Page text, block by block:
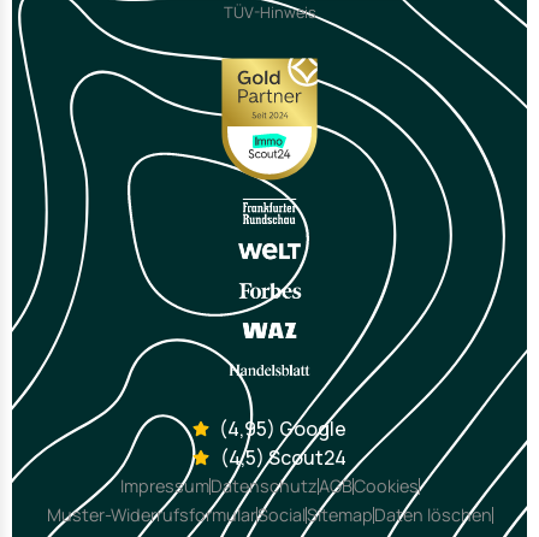
TÜV-Hinweis
(4,95) Google
(4,5) Scout24
ImpressumDatenschutzAGBCookies
Muster-WiderrufsformularSocialSitemapDaten löschen